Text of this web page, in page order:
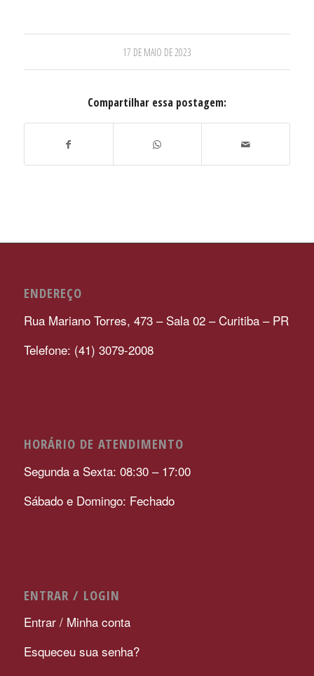
17 DE MAIO DE 2023
Compartilhar essa postagem:
ENDEREÇO
Rua Mariano Torres, 473 – Sala 02 – Curitiba – PR
Telefone: (41) 3079-2008
HORÁRIO DE ATENDIMENTO
Segunda a Sexta: 08:30 – 17:00
Sábado e Domingo: Fechado
ENTRAR / LOGIN
Entrar / Minha conta
Esqueceu sua senha?